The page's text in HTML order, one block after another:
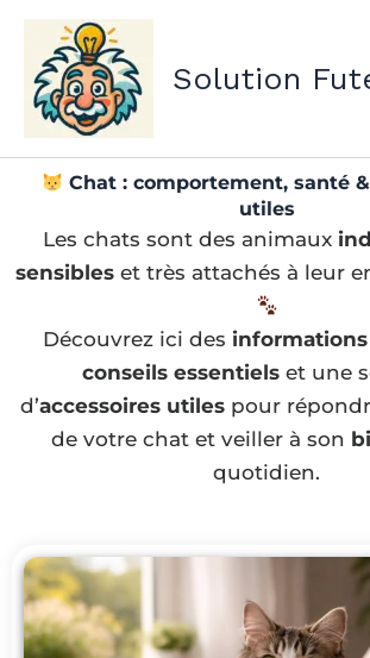
Aller
contenu
Solution
Chat : comportement, santé
utiles
Les chats sont des animaux
sensibles et très attachés à leur
Découvrez ici des
conseils essentielset une
d’accessoires utiles pour
de votre chat et veiller à son
quotidien.